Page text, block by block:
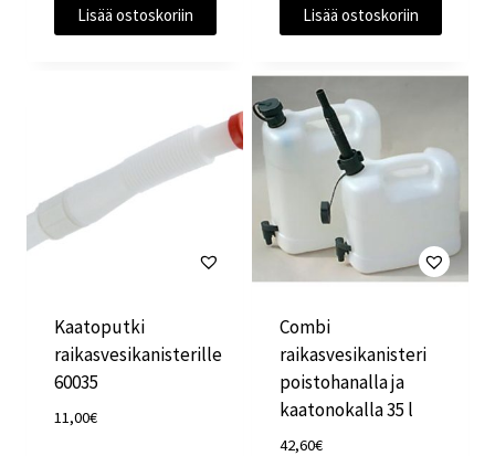
Lisää ostoskoriin Lisää ostoskoriin
Kaatoputki
raikasvesikanisterille
60035
11,00€
Combi
raikasvesikanisteri
poistohanalla ja
kaatonokalla 35 l
42,60€